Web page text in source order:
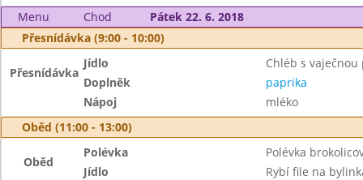
Menu
Chod
Pátek 22. 6. 2018
Přesnídávka (9:00 - 10:00)
Přesnídávka
Jídlo
Chléb s vaječnou
Doplněk
paprika
Nápoj
mléko
Oběd (11:00 - 13:00)
Oběd
Polévka
Polévka
Jídlo
Rybí file na